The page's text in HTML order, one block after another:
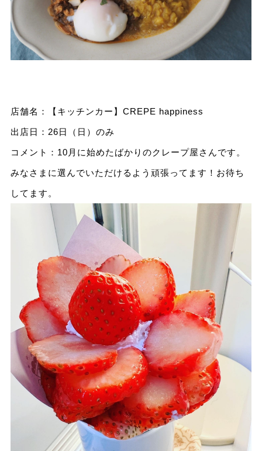
店舗名：【キッチンカー】CREPE happiness
出店日：26日（日）のみ
コメント：10月に始めたばかりのクレープ屋さんです。
みなさまに選んでいただけるよう頑張ってます！お待ち
してます。